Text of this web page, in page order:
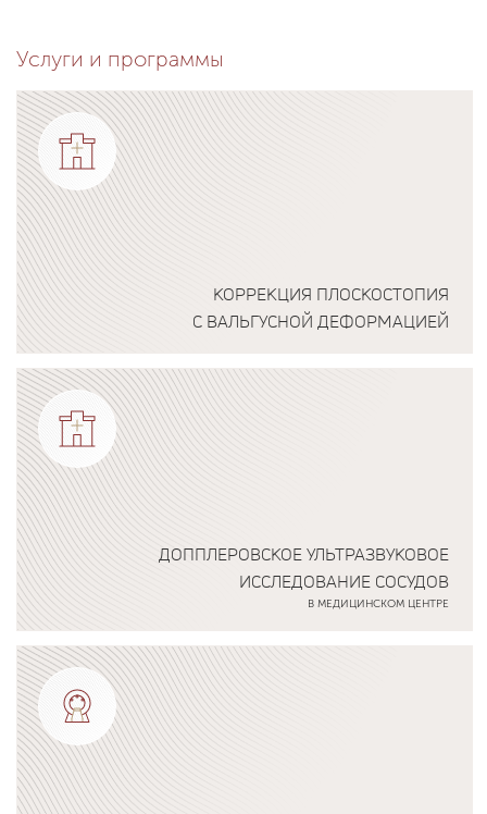
Услуги и программы
КОРРЕКЦИЯ ПЛОСКОСТОПИЯ
С ВАЛЬГУСНОЙ ДЕФОРМАЦИЕЙ
Подробнее о программе
ДОППЛЕРОВСКОЕ УЛЬТРАЗВУКОВОЕ
ИССЛЕДОВАНИЕ СОСУДОВ
В МЕДИЦИНСКОМ ЦЕНТРЕ
Подробнее о программе